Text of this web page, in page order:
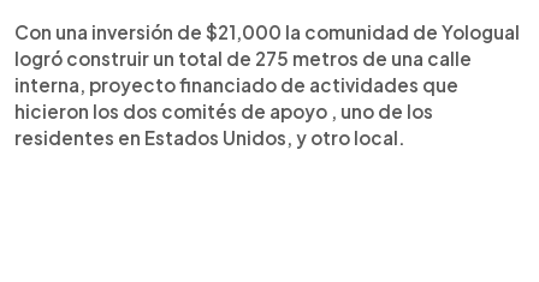
Con una inversión de $21,000 la comunidad de Yologual
logró construir un total de 275 metros de una calle
interna, proyecto financiado de actividades que
hicieron los dos comités de apoyo , uno de los
residentes en Estados Unidos, y otro local.